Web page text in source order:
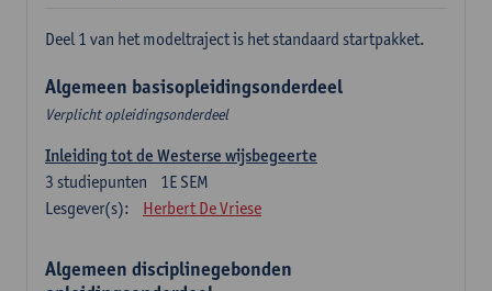
Deel 1 van het modeltraject is het standaard startpakket.
Algemeen basisopleidingsonderdeel
Verplicht opleidingsonderdeel
Inleiding tot de Westerse wijsbegeerte
1E SEM
3 studiepunten
Lesgever(s):
Herbert De Vriese
Algemeen disciplinegebonden